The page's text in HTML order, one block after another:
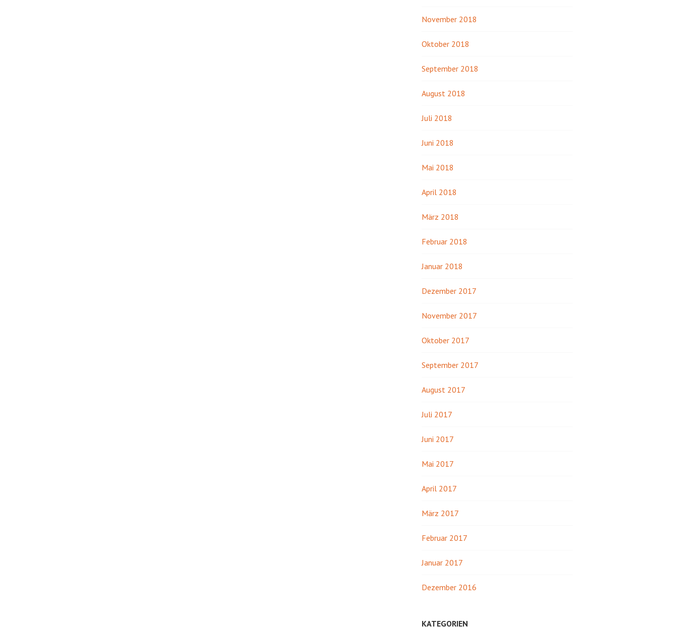
November 2018
Oktober 2018
September 2018
August 2018
Juli 2018
Juni 2018
Mai 2018
April 2018
März 2018
Februar 2018
Januar 2018
Dezember 2017
November 2017
Oktober 2017
September 2017
August 2017
Juli 2017
Juni 2017
Mai 2017
April 2017
März 2017
Februar 2017
Januar 2017
Dezember 2016
KATEGORIEN